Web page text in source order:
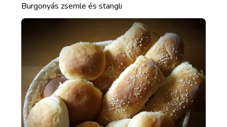
Burgonyás zsemle és stangli